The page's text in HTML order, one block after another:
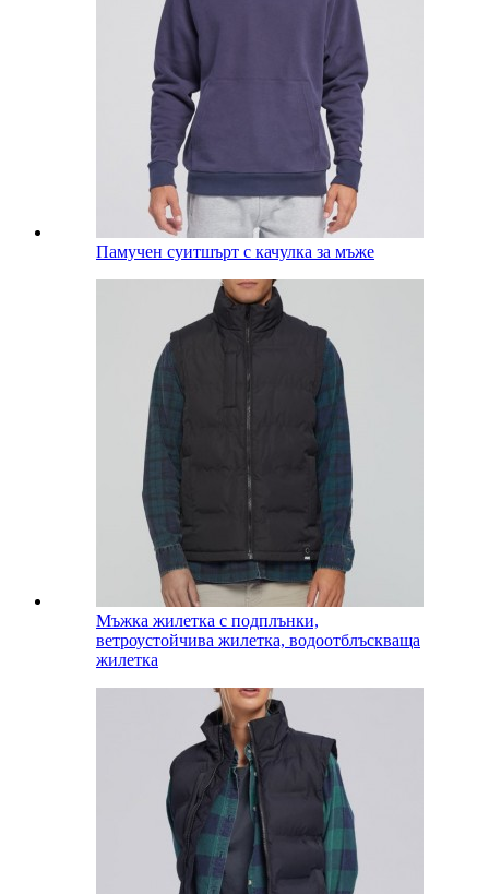
Памучен суитшърт с качулка за мъже
Мъжка жилетка с подплънки,
ветроустойчива жилетка, водоотблъскваща
жилетка